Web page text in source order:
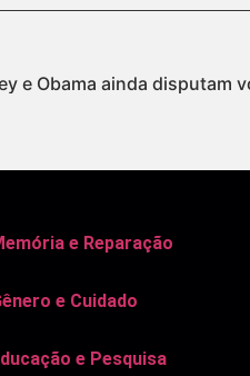
e Obama ainda disputam
e Reparação
e Cuidado
e Pesquisa